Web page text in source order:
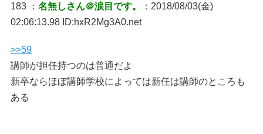
183 ： 名無しさん＠涙目です。
：2018/08/03(金)
02:06:13.98 ID:hxR2Mg3A0.net
>>59
講師が担任持つのは普通だよ
新卒ならほぼ講師学校によっては新任は講師のところも
ある